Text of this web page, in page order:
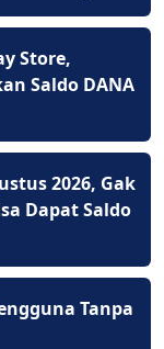
Store,
Saldo DANA
2026, Gak
Dapat Saldo
Tanpa